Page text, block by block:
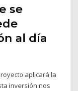
se
al día
aplicará la
inversión nos